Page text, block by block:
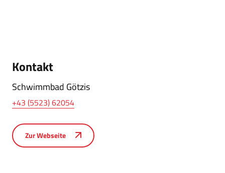
Kontakt
Schwimmbad Götzis
+43 (5523) 62054
Zur Webseite